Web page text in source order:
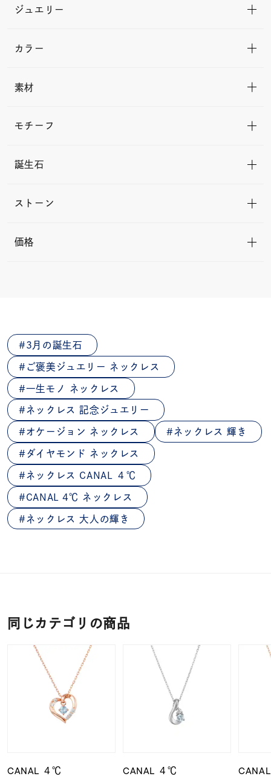
ジュエリー
カラー
素材
モチーフ
誕生石
ストーン
価格
3月の誕生石
ご褒美ジュエリー ネックレス
一生モノ ネックレス
ネックレス 記念ジュエリー
オケージョン ネックレス ネックレス 輝き
ダイヤモンド ネックレス
ネックレス CANAL ４℃
CANAL 4℃ ネックレス
ネックレス 大人の輝き
同じカテゴリの商品
CANAL ４℃
CANAL ４℃